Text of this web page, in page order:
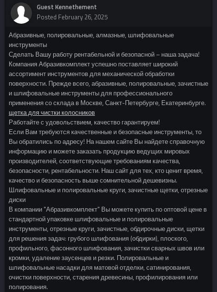
Guest Kennethement
Posted February 26, 2025
Абразивные, полировальные, алмазные, шлифовальные
инструменты
Сделать Вашу работу рентабельной и безопасной – наша задача!
Компания Абразивкомплект успешно поставляет широкий
ассортимент инструментов для механической обработки
поверхности. Прежде всего, абразивные, полировальные, зачистные
и шлифовальные инструменты для профессионального
применения со склада в Москве, Санкт-Петербурге, Екатеринбурге.
щетка для чистки колосников
Работайте с удовольствием, качество гарантируем!
Если Вам требуются качественные и безопасные инструменты, то
Вы обратились по адресу! На нашем сайте Вы найдете справочную
информацию и можете заказать продукцию ведущих мировых
производителей, соответствующие требованиям качества,
безопасности, рентабельности. Наш сайт для тех, кто ценит время,
качество и безопасность выше сомнительной дешевизны.
Шлифовальные и полировальные круги, зачистные щетки, отрезные
диски
В компании "Абразивкомплект" Вы можете купить по оптовой цене в
стандартной упаковке шлифовальные и полировальные
инструменты, отрезные круги, зачистные, обдирочные диски, щетки
для решения задач: грубого шлифования (обдирки), плоского,
профильного, фасонного шлифования, зачистки сварных швов или
кромки, удаление заусенцев и резки. Полировальные и
шлифовальные насадки для матовой отделки, сатинирования,
очистки поверхности, старения древесины, профилирования или
полирования.